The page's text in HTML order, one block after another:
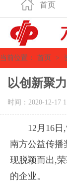
首页
当前位置： 首页 >
以创新聚
时间：2020-12-17
12月16
南方公益传播
现脱颖而出,
的企业。